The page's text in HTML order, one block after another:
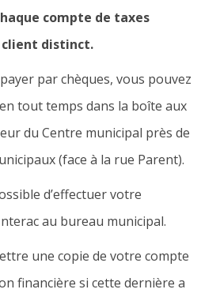
compte de taxes
client distinct.
par chèques, vous pouvez
tout temps dans la boîte aux
du Centre municipal près de
(face à la rue Parent).
d’effectuer votre
au bureau municipal.
une copie de votre compte
financière si cette dernière a